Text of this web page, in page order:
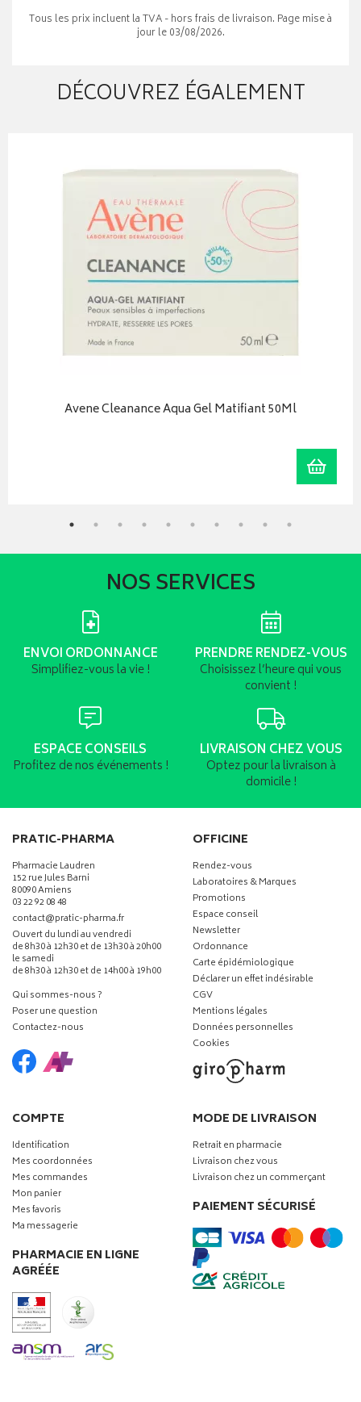
Tous les prix incluent la TVA - hors frais de livraison. Page mise à
jour le 03/08/2026.
DÉCOUVREZ ÉGALEMENT
Avene Cleanance Aqua Gel Matifiant 50Ml
NOS SERVICES
ENVOI ORDONNANCE
Simplifiez-vous la vie !
PRENDRE RENDEZ-VOUS
Choisissez l’heure qui vous
convient !
ESPACE CONSEILS
Profitez de nos événements !
LIVRAISON CHEZ VOUS
Optez pour la livraison à
domicile !
PRATIC-PHARMA
Pharmacie Laudren
152 rue Jules Barni
80090 Amiens
03 22 92 08 48
contact-
@-
pratic-pharma.fr
Ouvert du lundi au vendredi
de 8h30 à 12h30 et de 13h30 à 20h00
le samedi
de 8h30 à 12h30 et de 14h00 à 19h00
Qui sommes-nous ?
Poser une question
Contactez-nous
OFFICINE
Rendez-vous
Laboratoires & Marques
Promotions
Espace conseil
Newsletter
Ordonnance
Carte épidémiologique
Déclarer un effet indésirable
CGV
Mentions légales
Données personnelles
Cookies
COMPTE
Identification
Mes coordonnées
Mes commandes
Mon panier
Mes favoris
Ma messagerie
PHARMACIE EN LIGNE
AGRÉÉE
MODE DE LIVRAISON
Retrait en pharmacie
Livraison chez vous
Livraison chez un commerçant
PAIEMENT SÉCURISÉ